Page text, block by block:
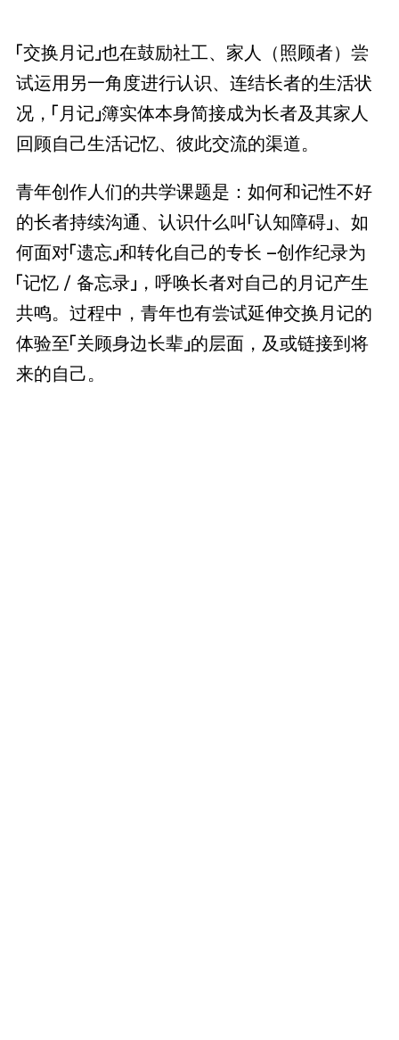
「交换月记」也在鼓励社工、家人（照顾者）尝
试运用另一角度进行认识、连结长者的生活状
况，「月记」簿实体本身简接成为长者及其家人
回顾自己生活记忆、彼此交流的渠道。
青年创作人们的共学课题是：如何和记性不好
的长者持续沟通、认识什么叫「认知障碍」、如
何面对「遗忘」和转化自己的专长 –创作纪录为
「记忆 / 备忘录」，呼唤长者对自己的月记产生
共鸣。过程中，青年也有尝试延伸交换月记的
体验至「关顾身边长辈」的层面，及或链接到将
来的自己。